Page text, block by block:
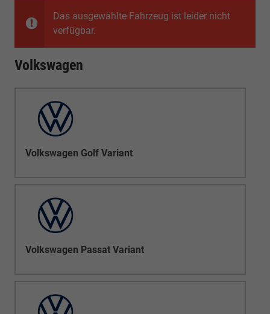
Das ausgewählte Fahrzeug ist leider nicht
verfügbar.
Volkswagen
Volkswagen Golf Variant
Volkswagen Passat Variant